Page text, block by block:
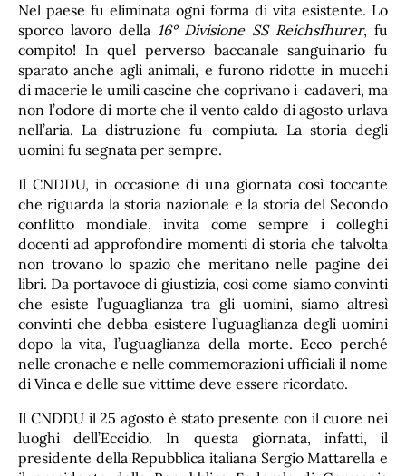
Nel paese fu eliminata ogni forma di vita esistente. Lo
sporco lavoro della 16° Divisione SS Reichsfhurer, fu
compito! In quel perverso baccanale sanguinario fu
sparato anche agli animali, e furono ridotte in mucchi
di macerie le umili cascine che coprivano i cadaveri, ma
non l’odore di morte che il vento caldo di agosto urlava
nell’aria. La distruzione fu compiuta. La storia degli
uomini fu segnata per sempre.
Il CNDDU, in occasione di una giornata così toccante
che riguarda la storia nazionale e la storia del Secondo
conflitto mondiale, invita come sempre i colleghi
docenti ad approfondire momenti di storia che talvolta
non trovano lo spazio che meritano nelle pagine dei
libri. Da portavoce di giustizia, così come siamo convinti
che esiste l’uguaglianza tra gli uomini, siamo altresì
convinti che debba esistere l’uguaglianza degli uomini
dopo la vita, l’uguaglianza della morte. Ecco perché
nelle cronache e nelle commemorazioni ufficiali il nome
di Vinca e delle sue vittime deve essere ricordato.
Il CNDDU il 25 agosto è stato presente con il cuore nei
luoghi dell’Eccidio. In questa giornata, infatti, il
presidente della Repubblica italiana Sergio Mattarella e